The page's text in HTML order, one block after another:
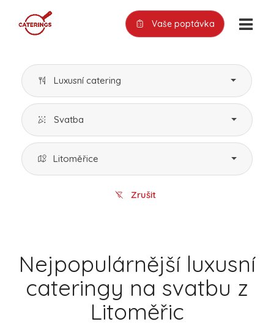
Vaše poptávka
Luxusní catering
Svatba
Litoměřice
Zrušit
Nejpopulárnější luxusní
cateringy na svatbu z
Litoměřic